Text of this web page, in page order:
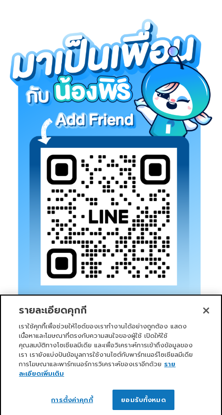
หน้าแรก บริการของเรา ข่าวสารและกิจกรรม PRIMO CLUB
เกี่ยวกับเรา นักลงทุนสัมพันธ์
Copyright 2026 ©
Primo Service Solution Company
Limited
รายละเอียดคุกกี้
เราใช้คุกกี้เพื่อช่วยให้ไซต์ของเราทำงานได้อย่างถูกต้อง แสดง
เนื้อหาและโฆษณาที่ตรงกับความสนใจของผู้ใช้ เปิดให้ใช้
คุณสมบัติทางโซเชียลมีเดีย และเพื่อวิเคราะห์การเข้าถึงข้อมูลของ
เรา เรายังแบ่งปันข้อมูลการใช้งานไซต์กับพาร์ทเนอร์โซเชียลมีเดีย
การโฆษณาและพาร์ทเนอร์การวิเคราะห์ของเราอีกด้วย ราย
ละเอียดเพิ่มเติม
การตั้งค่าคุกกี้ ยอมรับทั้งหมด
ติดต่อเรา